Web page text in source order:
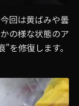
回は黄ばみや曇
の様な状態のア
を修復します。